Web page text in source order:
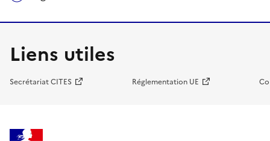
Liens utiles
Secrétariat CITES Réglementation UE